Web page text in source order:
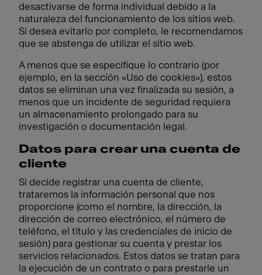
desactivarse de forma individual debido a la
naturaleza del funcionamiento de los sitios web.
Si desea evitarlo por completo, le recomendamos
que se abstenga de utilizar el sitio web.
A menos que se especifique lo contrario (por
ejemplo, en la sección «Uso de cookies»), estos
datos se eliminan una vez finalizada su sesión, a
menos que un incidente de seguridad requiera
un almacenamiento prolongado para su
investigación o documentación legal.
Datos para crear una cuenta de
cliente
Si decide registrar una cuenta de cliente,
trataremos la información personal que nos
proporcione (como el nombre, la dirección, la
dirección de correo electrónico, el número de
teléfono, el título y las credenciales de inicio de
sesión) para gestionar su cuenta y prestar los
servicios relacionados. Estos datos se tratan para
la ejecución de un contrato o para prestarle un